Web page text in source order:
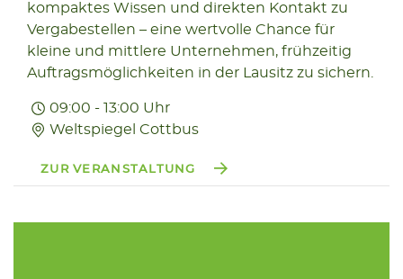
kompaktes Wissen und direkten Kontakt zu
Vergabestellen – eine wertvolle Chance für
kleine und mittlere Unternehmen, frühzeitig
Auftragsmöglichkeiten in der Lausitz zu sichern.
09:00 - 13:00 Uhr
Weltspiegel Cottbus
ZUR VERANSTALTUNG